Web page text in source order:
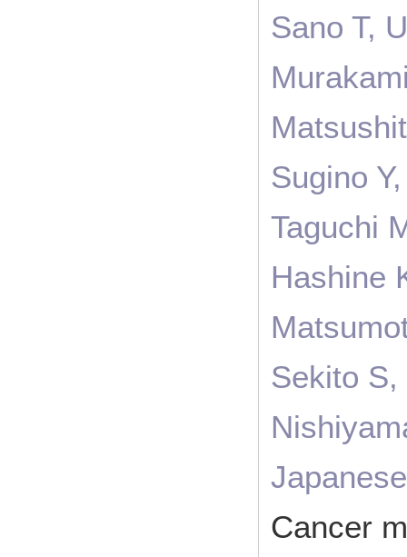
Sano T,
Sugino
Taguchi
Hashine
Sekito
Cancer